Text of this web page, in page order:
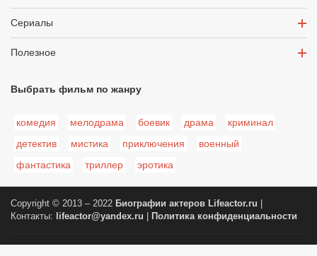
Сериалы
Полезное
Выбрать фильм по жанру
комедия мелодрама боевик драма
криминал
детектив
мистика приключения
военный
фантастика
триллер эротика
Copyright © 2013 – 2022 Биографии актеров Lifeactor.ru
Контакты:
lifeactor@yandex.ru Политика конфиденциальности